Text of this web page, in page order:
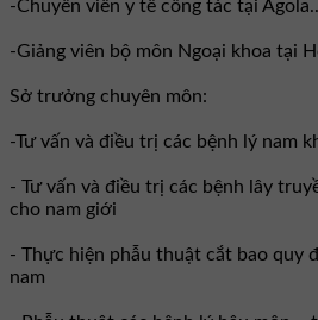
-Chuyên viên y tế công tác tại
-Giảng viên bộ môn Ngoại khoa tại
Sở trưởng chuyên môn:
-Tư vấn và điều trị các bệnh lý nam
- Tư vấn và điều trị các bệnh lây
cho nam giới
- Thực hiện phẫu thuật cắt bao quy
nam